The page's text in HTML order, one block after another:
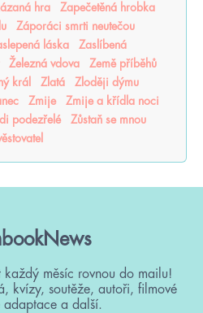
hra
Zapečetěná hrobka
Záporáci smrti neutečou
láska
Zaslíbená
Železná vdova
Země příběhů
král Zlatá
Zloději dýmu
Zmije
Zmije a křídla noci
podezřelé
Zůstaň se mnou
každý měsíc rovnou do mailu!
kvízy, soutěže, autoři, filmové
adaptace a další.